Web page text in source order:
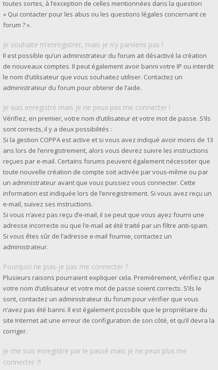
toutes sortes, à l’exception de celles mentionnées dans la question
« Qui contacter pour les abus ou les questions légales concernant ce
forum ? ».
Je souhaite m’enregistrer, mais je n’y parviens pas !
Il est possible qu’un administrateur du forum ait désactivé la création
de nouveaux comptes. Il peut également avoir banni votre IP ou interdit
le nom d’utilisateur que vous souhaitez utiliser. Contactez un
administrateur du forum pour obtenir de l’aide.
Je suis enregistré mais je ne peux pas me connecter !
Vérifiez, en premier, votre nom d’utilisateur et votre mot de passe. S’ils
sont corrects, il y a deux possibilités :
Si la gestion COPPA est active et si vous avez indiqué avoir moins de 13
ans lors de l’enregistrement, alors vous devrez suivre les instructions
reçues par e-mail. Certains forums peuvent également nécessiter que
toute nouvelle création de compte soit activée par vous-même ou par
un administrateur avant que vous puissiez vous connecter. Cette
information est indiquée lors de l’enregistrement. Si vous avez reçu un
e-mail, suivez ses instructions.
Si vous n’avez pas reçu d’e-mail, il se peut que vous ayez fourni une
adresse incorrecte ou que l’e-mail ait été traité par un filtre anti-spam.
Si vous êtes sûr de l’adresse e-mail fournie, contactez un
administrateur.
Pourquoi ne puis-je pas me connecter ?
Plusieurs raisons pourraient expliquer cela. Premièrement, vérifiez que
votre nom d’utilisateur et votre mot de passe soient corrects. S’ils le
sont, contactez un administrateur du forum pour vérifier que vous
n’avez pas été banni. Il est également possible que le propriétaire du
site Internet ait une erreur de configuration de son côté, et qu’il devra la
corriger.
Je me suis enregistré par le passé mais je ne peux plus me
connecter ?!